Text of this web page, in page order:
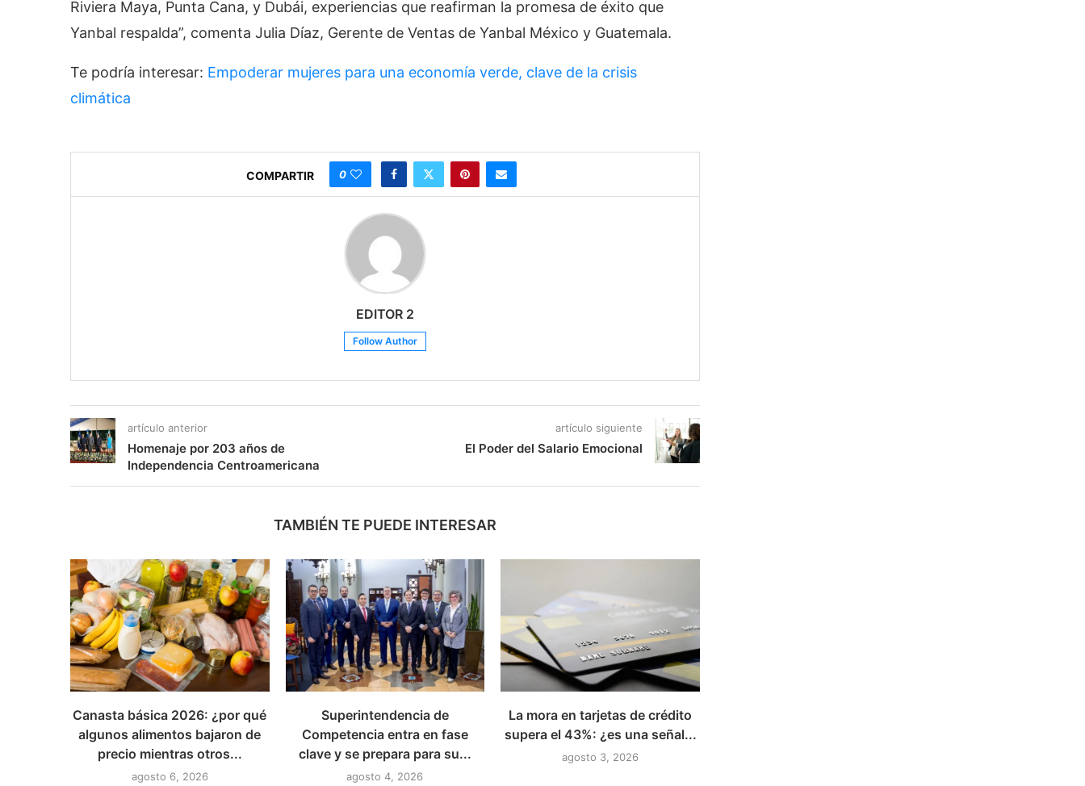
Riviera Maya, Punta Cana, y Dubái, experiencias que reafirman la promesa de éxito que
Yanbal respalda”, comenta Julia Díaz, Gerente de Ventas de Yanbal México y Guatemala.
Te podría interesar: Empoderar mujeres para una economía verde, clave de la crisis
climática
COMPARTIR 0
EDITOR 2
Follow Author
artículo anterior
Homenaje por 203 años de
Independencia Centroamericana
artículo siguiente
El Poder del Salario Emocional
TAMBIÉN TE PUEDE INTERESAR
Canasta básica 2026: ¿por qué
algunos alimentos bajaron de
precio mientras otros...
agosto 6, 2026
Superintendencia de
Competencia entra en fase
clave y se prepara para su...
agosto 4, 2026
La mora en tarjetas de crédito
supera el 43%: ¿es una señal...
agosto 3, 2026